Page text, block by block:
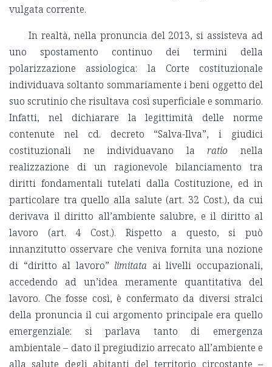
vulgata corrente.
In realtà, nella pronuncia del 2013, si assisteva ad
uno spostamento continuo dei termini della
polarizzazione assiologica: la Corte costituzionale
individuava soltanto sommariamente i beni oggetto del
suo scrutinio che risultava così superficiale e sommario.
Infatti, nel dichiarare la legittimità delle norme
contenute nel cd. decreto “Salva-Ilva”, i giudici
costituzionali ne individuavano larationella
realizzazione di un ragionevole bilanciamento tra
diritti fondamentali tutelati dalla Costituzione, ed in
particolare tra quello alla salute (art. 32 Cost.), da cui
derivava il diritto all’ambiente salubre, e il diritto al
lavoro (art. 4 Cost.). Rispetto a questo, si può
innanzitutto osservare che veniva fornita una nozione
di “diritto al lavoro” limitata ai livelli occupazionali,
accedendo ad un’idea meramente quantitativa del
lavoro. Che fosse così, è confermato da diversi stralci
della pronuncia il cui argomento principale era quello
emergenziale: si parlava tanto di emergenza
ambientale – dato il pregiudizio arrecato all’ambiente e
alla salute degli abitanti del territorio circostante –